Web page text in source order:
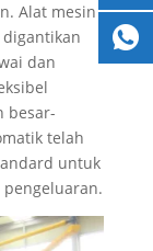
Alat mesin
dan
besar-
telah
untuk